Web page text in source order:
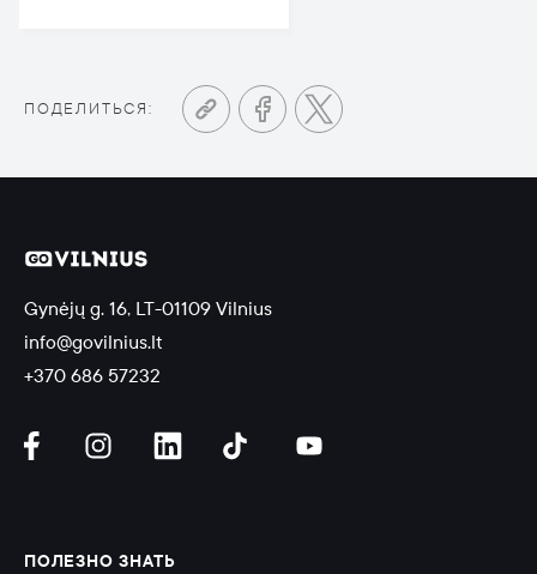
ПОДЕЛИТЬСЯ:
Gynėjų g. 16, LT-01109 Vilnius
info@govilnius.lt
+370 686 57232
ПОЛЕЗНО ЗНАТЬ